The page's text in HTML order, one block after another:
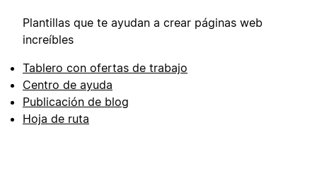
Plantillas que te ayudan a crear páginas web
increíbles
Tablero con ofertas de trabajo
Centro de ayuda
Publicación de blog
Hoja de ruta